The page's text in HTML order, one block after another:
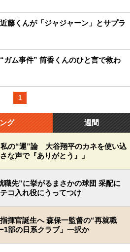
藤くんが「ジャジャーン」とサプラ
ガム事件” 筒香くんのひと言で救わ
1
グ 週間
の“運”論 大谷翔平のカネを使い込
な声で『ありがとう』」
職先”に挙がるまさかの球団 采配に
コ入れ役にうってつけ
揮官誕生へ 森保一監督の“再就職
1部の日系クラブ」一択か